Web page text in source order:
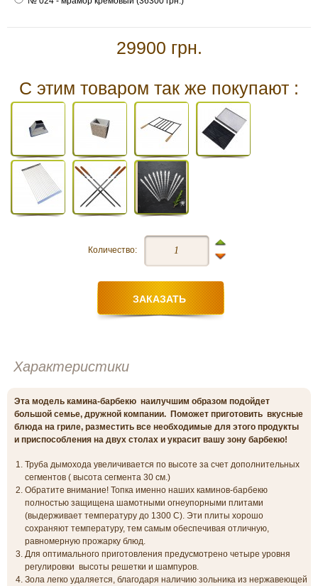
29900 грн.
С этим товаром так же покупают :
Количество:
Характеристики
Эта модель камина-барбекю наилучшим образом подойдет
большой семье, дружной компании. Поможет приготовить вкусные
блюда на гриле, разместить все необходимые для этого продукты
и приспособления на двух столах и украсит вашу зону барбекю!
Труба дымохода увеличивается по высоте за счет дополнительных
сегментов ( высота сегмента 30 см.)
Обратите внимание! Топка именно наших каминов-барбекю
полностью защищена шамотными огнеупорными плитами
(выдерживает температуру до 1300 С). Эти плиты хорошо
сохраняют температуру, тем самым обеспечивая отличную,
равномерную прожарку блюд.
Для оптимального приготовления предусмотрено четыре уровня
регулировки высоты решетки и шампуров.
Зола легко удаляется, благодаря наличию зольника из нержавеющей